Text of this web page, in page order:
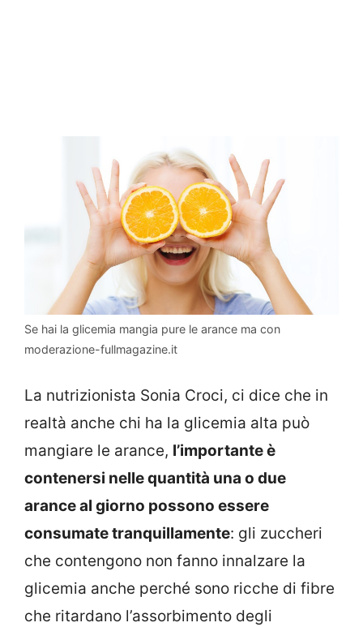
Se hai la glicemia mangia pure le arance ma con
moderazione-fullmagazine.it
La nutrizionista Sonia Croci, ci dice che in
realtà anche chi ha la glicemia alta può
mangiare le arance, l’importante è
contenersi nelle quantità una o due
arance al giorno possono essere
consumate tranquillamente: gli zuccheri
che contengono non fanno innalzare la
glicemia anche perché sono ricche di fibre
che ritardano l’assorbimento degli